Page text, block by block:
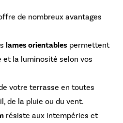
de nombreux avantages
lames orientables permettent
la luminosité selon vos
votre terrasse en toutes
de la pluie ou du vent.
résiste aux intempéries et